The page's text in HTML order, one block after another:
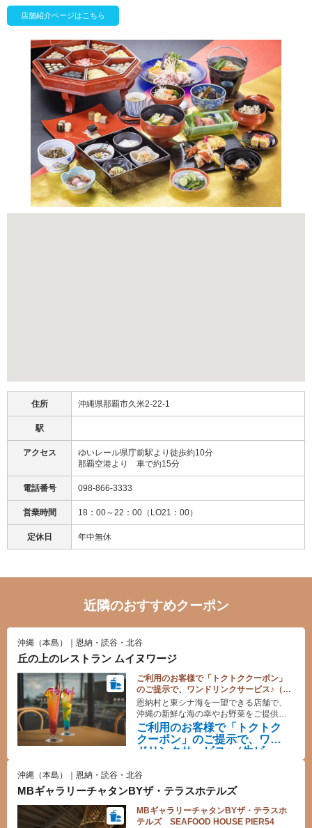
店舗紹介ページはこちら
住所 沖縄県那覇市久米2-22-1
駅
アクセス
ゆいレール県庁前駅より徒歩約10分
那覇空港より 車で約15分
電話番号 098-866-3333
営業時間 18：00～22：00（LO21：00）
定休日 年中無休
近隣のおすすめクーポン
沖縄（本島）｜恩納・読谷・北谷
丘の上のレストラン ムイヌワージ
ご利用のお客様で「トクトククーポン」
のご提示で、ワンドリンクサービス♪（生
ビール・ハイボール・ソフトドリンク）
ご利用のお客様で「トクトク
クーポン」のご提示で、ワン
ドリンクサービス♪（生ビー
ンク）
恩納村と東シナ海を一望できる店舗で、
沖縄の新鮮な海の幸やお野菜をご提供い
たします。ご宴席ご希望の方、ご予算に
応じてご提供いたします。
沖縄（本島）｜恩納・読谷・北谷
MBギャラリーチャタンBYザ・テラスホテルズ
MBギャラリーチャタンBYザ・テラスホ
テルズ SEAFOOD HOUSE PIER54